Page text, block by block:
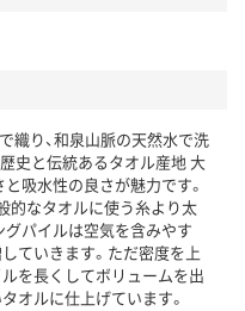
織り、和泉山脈の天然水で洗
史と伝統あるタオル産地 大
吸水性の良さが魅力です。
的なタオルに使う糸より太
パイルは空気を含みやす
ていきます。ただ密度を上
を長くしてボリュームを出
オルに仕上げています。